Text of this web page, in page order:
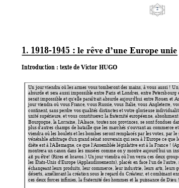
2
1. 1918-1945 : le rêve d’une Europe unie
Introduction : texte de Victor HUGO
Un jour viendra où les armes vous tomberont des mains, à vous aussi ! U
absurde et sera aussi impossible entre Paris et Londres, entre Petersbourg
serait impossible et qu'elle paraîtrait absurde aujourd'hui entre Rouen et
jour viendra où vous France, vous Russie, vous Italie, vous Angleterre,
continent, sans perdre vos qualités distinctes et votre glorieuse
unité supérieure, et vous constituerez la fraternité européenne,
Bourgogne, la Lorraine, l'Alsace, toutes nos provinces, se sont fondues
plus d'autres champs de bataille que les marchés s'ouvrant au commerce
viendra où les boulets et les bombes seront remplacés par les votes, par le
vénérable arbitrage d'un grand sénat souverain qui sera à l'Europe ce que
diète est à l'Allemagne, ce que l'Assemblée législative est à la France !
montrera un canon dans les musées comme on y montre aujourd'hui un
ait pu être! (Rires et bravos.) Un jour viendra où l'on verra ces deux group
les États-Unis d'Europe (Applaudissements), placés en face l'un de
échangeant leurs produits, leur commerce, leur industrie, leurs arts, leurs
déserts, améliorant la création sous le regard du Créateur, et combinant
ces deux forces infinies, la fraternité des hommes et la puissance de Dieu !